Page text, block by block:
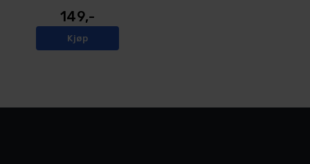
149,-
Kjøp